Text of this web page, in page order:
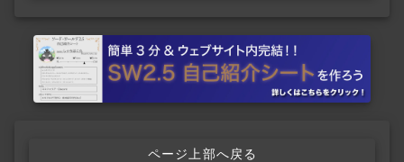
ページ上部へ戻る